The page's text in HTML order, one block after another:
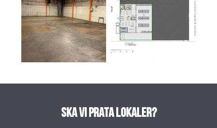
Ska vi prata lokaler?